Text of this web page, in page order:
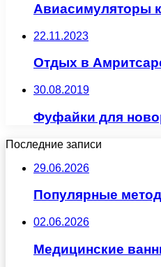
Авиасимуляторы
22.11.2023
Отдых в
30.08.2019
Фуфайки для
Последние записи
29.06.2026
Популярные
02.06.2026
Медицинские